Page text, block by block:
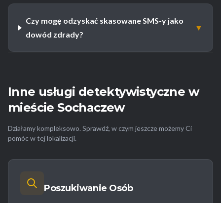
Czy mogę odzyskać skasowane SMS-y jako
dowód zdrady?
▼
Inne usługi detektywistyczne w
mieście Sochaczew
Działamy kompleksowo. Sprawdź, w czym jeszcze możemy Ci
pomóc w tej lokalizacji.
Poszukiwanie Osób